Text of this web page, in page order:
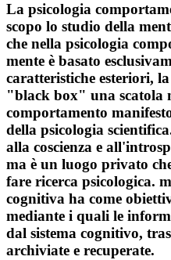
La psicologia
scopo lo studio della
che nella psicologia
mente è basato
caratteristiche esteriori,
"black box" una scatola
comportamento
della psicologia
alla coscienza e
ma è un luogo privato
fare ricerca psicologica.
cognitiva ha come
mediante i quali le
dal sistema cognitivo,
archiviate e recuperate.